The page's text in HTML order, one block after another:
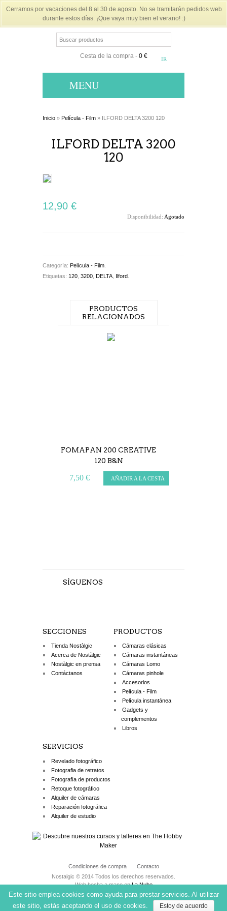
Cesta de la compra- 0 €
MENU
Inicio » Película - Film » ILFORD DELTA 3200 120
ILFORD DELTA 3200
120
12,90 €
Disponibilidad: Agotado
Categoría: Película - Film
Etiquetas: 120 3200 DELTA Ilford
PRODUCTOS
RELACIONADOS
FOMAPAN 200 CREATIVE
120 B&N
7,50 € AÑADIR A LA CESTA
SÍGUENOS
SECCIONES
Tienda Nostàlgic
Acerca de Nostàlgic
Nostàlgic en prensa
Contáctanos
PRODUCTOS
Cámaras clásicas
Cámaras instantáneas
Cámaras Lomo
Cámaras pinhole
Accesorios
Película - Film
Película instantánea
Gadgets y
complementos
Libros
SERVICIOS
Revelado fotográfico
Fotografia de retratos
Fotografía de productos
Retoque fotográfico
Alquiler de cámaras
Reparación fotográfica
Alquiler de estudio
Condiciones de compra
Contacto
Nostalgic © 2014 Todos los derechos reservados.
Web hecha a mano enLa Nube
Cerramos por vacaciones del 8 al 30 de agosto. No se tramitarán pedidos web
durante estos días. ¡Que vaya muy bien el verano! :)
Este sitio emplea cookies como ayuda para prestar servicios. Al utilizar
este sitio, estás aceptando el uso de cookies.
Estoy de acuerdo